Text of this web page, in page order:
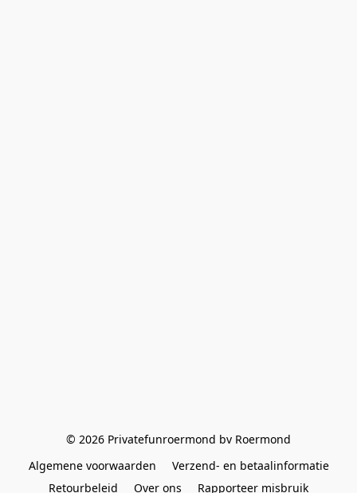
© 2026 Privatefunroermond bv Roermond
Algemene voorwaarden
Verzend- en betaalinformatie
Retourbeleid
Over ons Rapporteer misbruik